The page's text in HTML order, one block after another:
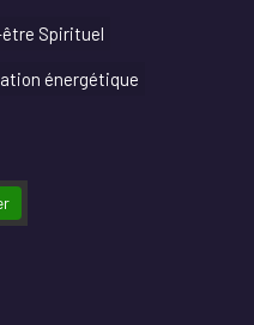
Spirituel
énergétique